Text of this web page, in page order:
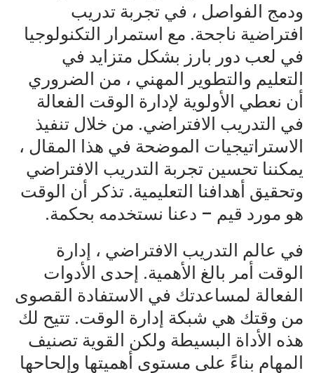
ودمج الفواصل ، في تجربة تدريب
افتراضية ناجحة. مع استمرار التكنولوجيا
في لعب دور بارز بشكل متزايد في
التعليم والتطوير المهني ، من الضروري
أن نعطي الأولوية لإدارة الوقت الفعالة
في التدريب الافتراضي. من خلال تنفيذ
الاستراتيجيات الموضحة في هذا المقال ،
يمكننا تحسين تجربة التدريب الافتراضي
وتحقيق أهدافنا التعليمية. تذكر أن الوقت
هو مورد قيم – دعنا نستخدمه بحكمة.
في عالم التدريب الافتراضي ، إدارة
الوقت أمر بالغ الأهمية. إحدى الأدوات
الفعالة لمساعدتك في الاستفادة القصوى
من وقتك هي شبكة إدارة الوقت. تتيح لك
هذه الأداة البسيطة ولكن القوية تصنيف
المهام بناءً على مستوى أهميتها وإلحاحها